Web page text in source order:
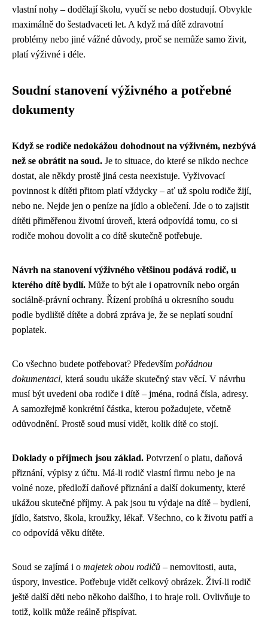
vlastní nohy – dodělají školu, vyučí se nebo dostudují. Obvykle
maximálně do šestadvaceti let. A když má dítě zdravotní
problémy nebo jiné vážné důvody, proč se nemůže samo živit,
platí výživné i déle.
Soudní stanovení výživného a potřebné
dokumenty
Když se rodiče nedokážou dohodnout na výživném, nezbývá
než se obrátit na soud. Je to situace, do které se nikdo nechce
dostat, ale někdy prostě jiná cesta neexistuje. Vyživovací
povinnost k dítěti přitom platí vždycky – ať už spolu rodiče žijí,
nebo ne. Nejde jen o peníze na jídlo a oblečení. Jde o to zajistit
dítěti přiměřenou životní úroveň, která odpovídá tomu, co si
rodiče mohou dovolit a co dítě skutečně potřebuje.
Návrh na stanovení výživného většinou podává rodič, u
kterého dítě bydlí. Může to být ale i opatrovník nebo orgán
sociálně-právní ochrany. Řízení probíhá u okresního soudu
podle bydliště dítěte a dobrá zpráva je, že se neplatí soudní
poplatek.
Co všechno budete potřebovat? Především pořádnou
dokumentaci, která soudu ukáže skutečný stav věcí. V návrhu
musí být uvedeni oba rodiče i dítě – jména, rodná čísla, adresy.
A samozřejmě konkrétní částka, kterou požadujete, včetně
odůvodnění. Prostě soud musí vidět, kolik dítě co stojí.
Doklady o příjmech jsou základ. Potvrzení o platu, daňová
přiznání, výpisy z účtu. Má-li rodič vlastní firmu nebo je na
volné noze, předloží daňové přiznání a další dokumenty, které
ukážou skutečné příjmy. A pak jsou tu výdaje na dítě – bydlení,
jídlo, šatstvo, škola, kroužky, lékař. Všechno, co k životu patří a
co odpovídá věku dítěte.
Soud se zajímá i o majetek obou rodičů – nemovitosti, auta,
úspory, investice. Potřebuje vidět celkový obrázek. Živí-li rodič
ještě další děti nebo někoho dalšího, i to hraje roli. Ovlivňuje to
totiž, kolik může reálně přispívat.